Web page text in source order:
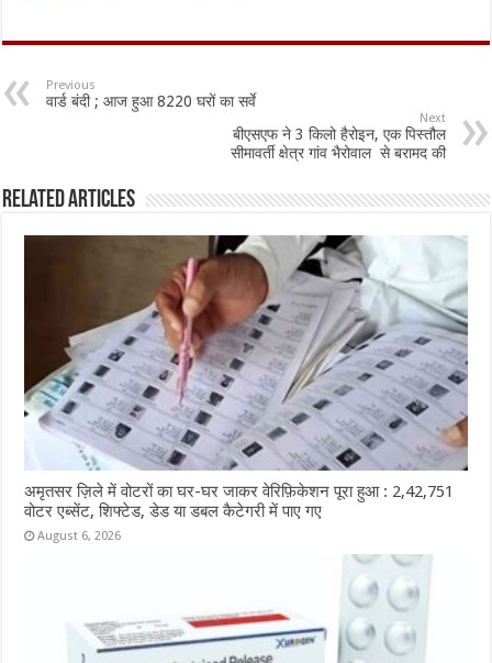
e
b
o
k
at
p
ai ar
e
Previous
वार्ड बंदी ; आज हुआ 8220 घरों का सर्वे
Next
बीएसएफ ने 3 किलो हैरोइन, एक पिस्तौल
सीमावर्ती क्षेत्र गांव भैरोवाल से बरामद की
Related Articles
अमृतसर ज़िले में वोटरों का घर-घर जाकर वेरिफ़िकेशन पूरा हुआ : 2,42,751
वोटर एब्सेंट, शिफ्टेड, डेड या डबल कैटेगरी में पाए गए
August 6, 2026